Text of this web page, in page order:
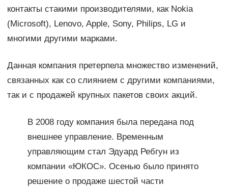
контакты стакими производителями, как Nokia
(Microsoft), Lenovo, Apple, Sony, Philips, LG и
многими другими марками.
Данная компания претерпела множество изменений,
связанных как со слиянием с другими компаниями,
так и с продажей крупных пакетов своих акций.
В 2008 году компания была передана под
внешнее управление. Временным
управляющим стал Эдуард Ребгун из
компании «ЮКОС». Осенью было принято
решение о продаже шестой части